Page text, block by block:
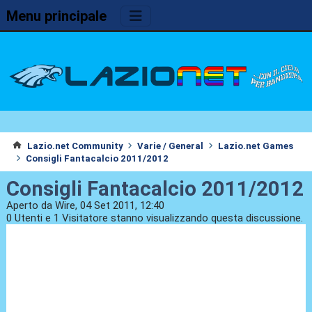
Menu principale
Lazio.net Community Varie / General
Lazio.net Games
Consigli Fantacalcio 2011/2012
Consigli Fantacalcio 2011/2012
Aperto da Wire, 04 Set 2011, 12:40
0 Utenti e 1 Visitatore stanno visualizzando questa discussione.